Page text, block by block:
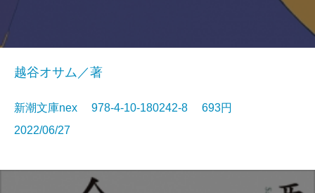
越谷オサム／著
新潮文庫nex 978-4-10-180242-8 693円
2022/06/27